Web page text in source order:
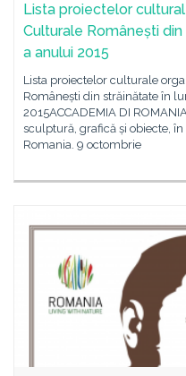
Lista proiectelor
Culturale Românești
a anului 2015
Lista proiectelor culturale
Românești din străinătate în
2015ACCADEMIA DI
sculptură, grafică și obiecte,
Romania. 9 octombrie